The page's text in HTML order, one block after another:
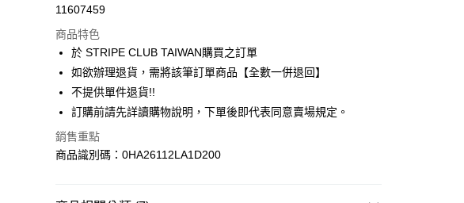
華南商業銀行
上海商業儲蓄銀行
國泰世華商業銀行
兆豐國際商業銀行
臺灣中小企業銀行
台中商業銀行
聯邦商業銀行
元大商業銀行
永豐商業銀行
玉山商業銀行
台新國際商業銀行
超商取貨付款
LINE Pay
Apple Pay
街口支付
悠遊付
Google Pay
相關說明
11607459
商品特色
於 STRIPE CLUB TAIWAN購買之訂單
如欲辦理退貨，需將該筆訂單商品【全數一併退回】
不提供單件退貨!!
訂購前請先詳讀購物說明，下單後即代表同意賣場規定。
銷售重點
商品識別碼：0HA26112LA1D200